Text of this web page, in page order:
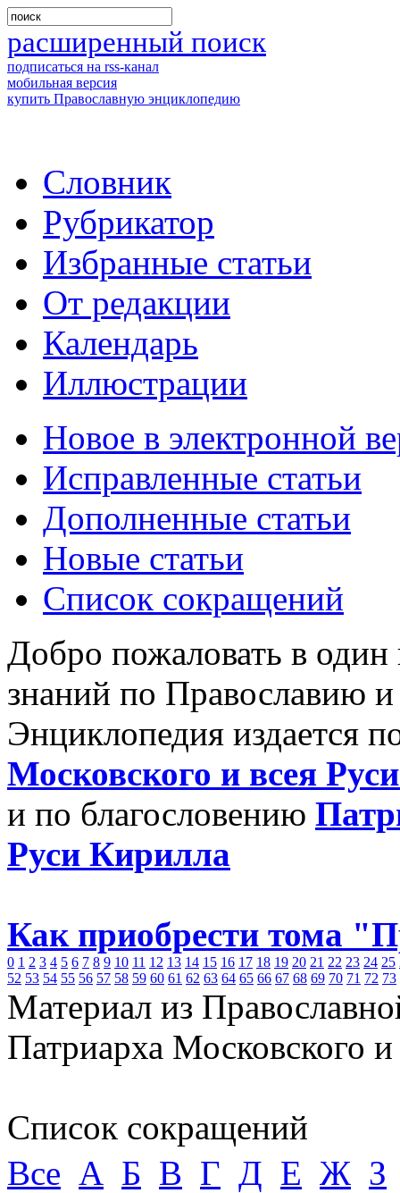
расширенный поиск
подписаться на rss-канал
мобильная версия
купить Православную энциклопедию
Словник
Рубрикатор
Избранные статьи
От редакции
Календарь
Иллюстрации
Новое в электронной
Исправленные статьи
Дополненные статьи
Новые статьи
Список сокращений
Добро пожаловать в
знаний по Православию
Энциклопедия издается
Московского и всея
и по благословению
Руси Кирилла
Как приобрести тома
0 1 2 3 4 5 6 7 8 9 10 11 12 13 14 15 16 17 18 19 20 21 22 23 24 25
52 53 54 55 56 57 58 59 60 61 62 63 64 65 66 67 68 69 70 71 72 73
Материал из
Патриарха Московского
Список сокращений
Все А Б В Г Д Е Ж З